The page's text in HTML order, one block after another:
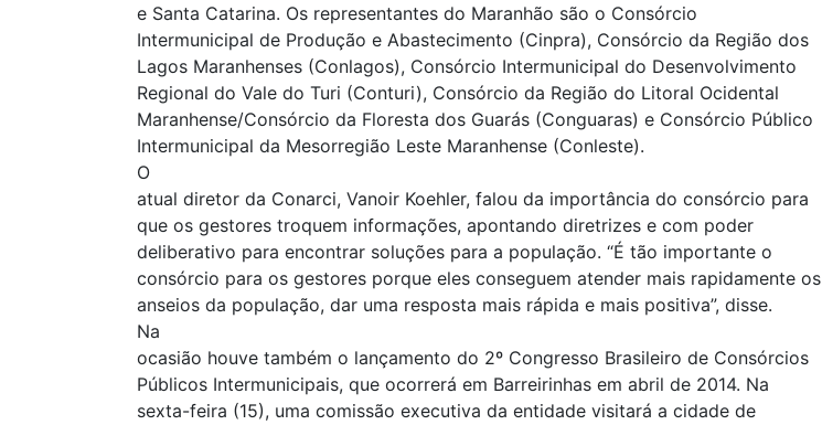
e Santa Catarina. Os representantes do Maranhão são o Consórcio
Intermunicipal de Produção e Abastecimento (Cinpra), Consórcio da Região dos
Lagos Maranhenses (Conlagos), Consórcio Intermunicipal do Desenvolvimento
Regional do Vale do Turi (Conturi), Consórcio da Região do Litoral Ocidental
Maranhense/Consórcio da Floresta dos Guarás (Conguaras) e Consórcio Público
Intermunicipal da Mesorregião Leste Maranhense (Conleste).
O
atual diretor da Conarci, Vanoir Koehler, falou da importância do consórcio para
que os gestores troquem informações, apontando diretrizes e com poder
deliberativo para encontrar soluções para a população. “É tão importante o
consórcio para os gestores porque eles conseguem atender mais rapidamente os
anseios da população, dar uma resposta mais rápida e mais positiva”, disse.
Na
ocasião houve também o lançamento do 2º Congresso Brasileiro de Consórcios
Públicos Intermunicipais, que ocorrerá em Barreirinhas em abril de 2014. Na
sexta-feira (15), uma comissão executiva da entidade visitará a cidade de